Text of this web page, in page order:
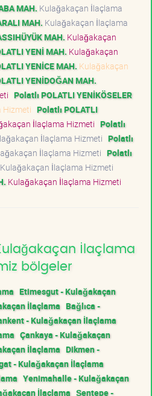
MAH. Kulağakaçan İlaçlama
MAH. Kulağakaçan İlaçlama
MAH. Kulağakaçan
YENİ MAH. Kulağakaçan
YENİCE MAH. Kulağakaçan
YENİDOĞAN MAH.
Polatlı POLATLI YENİKÖSELER
Hizmeti Polatlı POLATLI
İlaçlama Hizmeti Polatlı
İlaçlama Hizmeti Polatlı
İlaçlama Hizmeti Polatlı
Kulağakaçan İlaçlama Hizmeti
Kulağakaçan İlaçlama Hizmeti
İlaçlama
bölgeler
Etimesgut - Kulağakaçan
İlaçlama Bağlıca -
- Kulağakaçan İlaçlama
Çankaya - Kulağakaçan
İlaçlama Dikmen -
- Kulağakaçan İlaçlama
Yenimahalle - Kulağakaçan
İlaçlama Şentepe -